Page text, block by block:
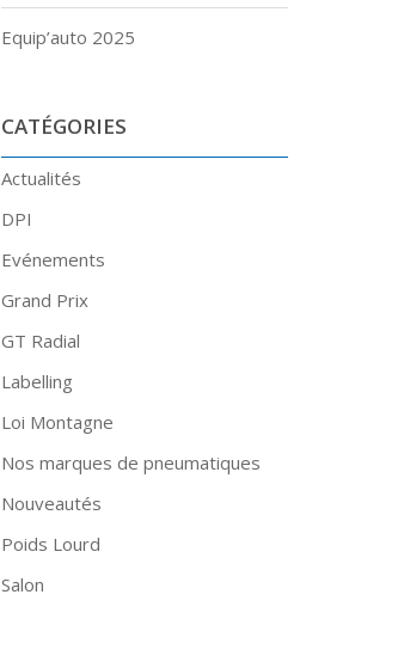
Equip’auto 2025
CATÉGORIES
Actualités
DPI
Evénements
Grand Prix
GT Radial
Labelling
Loi Montagne
Nos marques de pneumatiques
Nouveautés
Poids Lourd
Salon